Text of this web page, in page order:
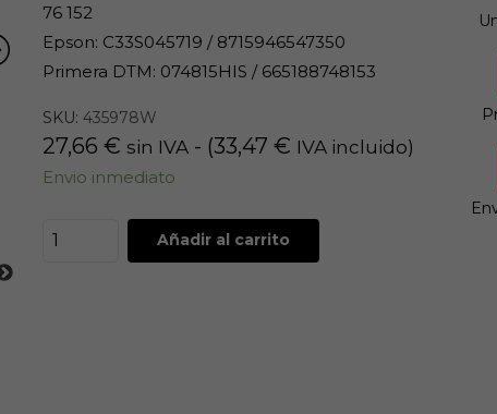
76 152
Epson: C33S045719 / 8715946547350
Primera DTM: 074815HIS / 665188748153
SKU: 435978W
27,66 € sin IVA - (33,47 € IVA incluido)
Envio inmediato
Añadir al carrito